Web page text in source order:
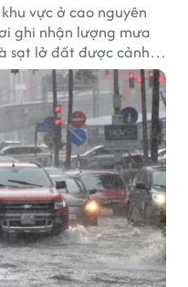
vực ở cao nguyên
ghi nhận lượng mưa
sạt lở đất được cảnh